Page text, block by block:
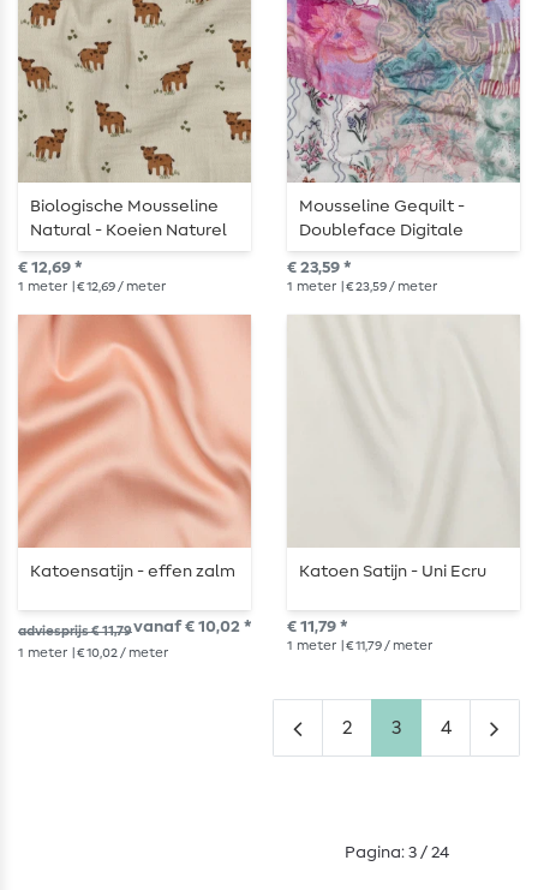
Biologische Mousseline
Natural - Koeien Naturel
€ 12,69 *
1 meter | € 12,69 / meter
Mousseline Gequilt -
Doubleface Digitale
Bloemen Licht Roze
€ 23,59 *
1 meter | € 23,59 / meter
Katoensatijn - effen zalm
adviesprijs € 11,79vanaf € 10,02 *
1 meter | € 10,02 / meter
Katoen Satijn - Uni Ecru
€ 11,79 *
1 meter | € 11,79 / meter
2 3 4
Pagina: 3 / 24